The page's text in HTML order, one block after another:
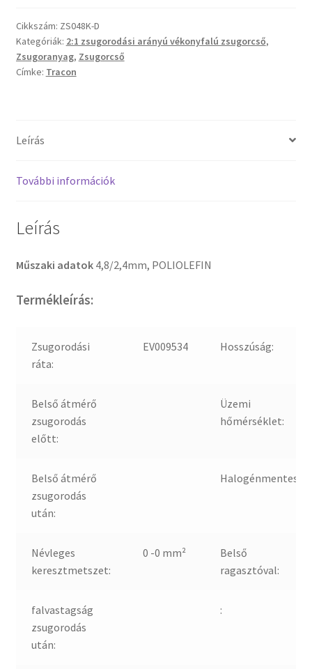
Cikkszám: ZS048K-D
Kategóriák: 2:1 zsugorodási arányú vékonyfalú zsugorcső,
Zsugoranyag, Zsugorcső
Címke: Tracon
Leírás
További információk
Leírás
Műszaki adatok 4,8/2,4mm, POLIOLEFIN
Termékleírás:
Zsugorodási
ráta:
EV009534 Hosszúság:
Belső átmérő
zsugorodás
előtt:
Üzemi
hőmérséklet:
Belső átmérő
zsugorodás
után:
Halogénmentes:
Névleges
keresztmetszet:
0 -0 mm²
Belső
ragasztóval:
falvastagság
zsugorodás
után:
: